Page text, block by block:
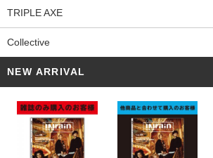
TRIPLE AXE
Collective
NEW ARRIVAL